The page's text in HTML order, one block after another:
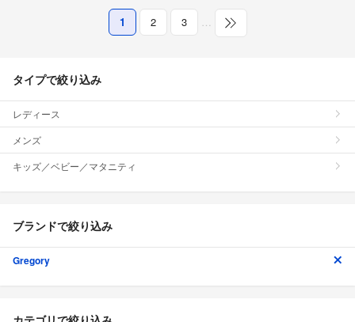
1 2 3 …
タイプで絞り込み
レディース
メンズ
キッズ／ベビー／マタニティ
ブランドで絞り込み
Gregory